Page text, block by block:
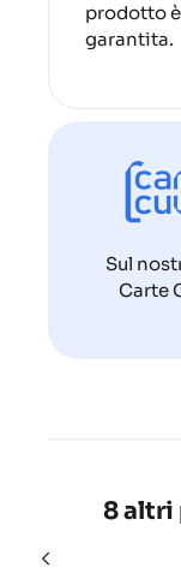
prodotto
garantita.
Sul
Carte
8 altri